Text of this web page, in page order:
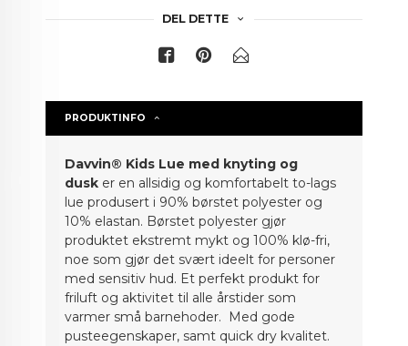
DEL DETTE
PRODUKTINFO
Davvin® Kids Lue med knyting og
dusk er en allsidig og komfortabelt to-lags
lue produsert i 90% børstet polyester og
10% elastan. Børstet polyester gjør
produktet ekstremt mykt og 100% klø-fri,
noe som gjør det svært ideelt for personer
med sensitiv hud. Et perfekt produkt for
friluft og aktivitet til alle årstider som
varmer små barnehoder. Med gode
pusteegenskaper, samt quick dry kvalitet.